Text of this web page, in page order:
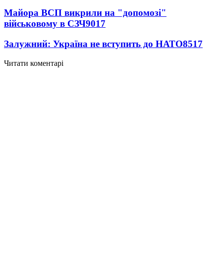
Майора ВСП викрили на "допомозі"
військовому в СЗЧ9017
Залужний: Україна не вступить до НАТО8517
Читати коментарі